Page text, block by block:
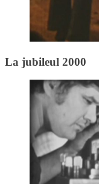
La jubileul 2000